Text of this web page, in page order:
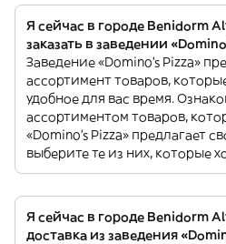
Я сейчас в городе Benidorm
заказать в заведении
Заведение «Domino's Pizza»
ассортимент товаров,
удобное для вас время.
ассортиментом товаров,
«Domino's Pizza» предлагает
выберите те из них, которые
Я сейчас в городе Benidorm
доставка из заведения